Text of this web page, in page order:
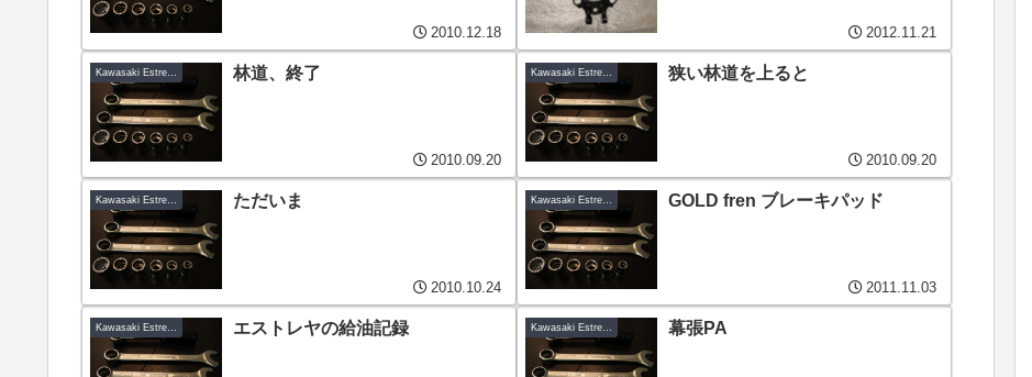
2010.12.18 2012.11.21
林道、終了
2010.09.20
狭い林道を上ると
2010.09.20
ただいま
2010.10.24
GOLD fren ブレーキパッド
2011.11.03
Kawasaki Estrella-C6 エストレヤの給油記録 Kawasaki Estrella-C6 幕張PA